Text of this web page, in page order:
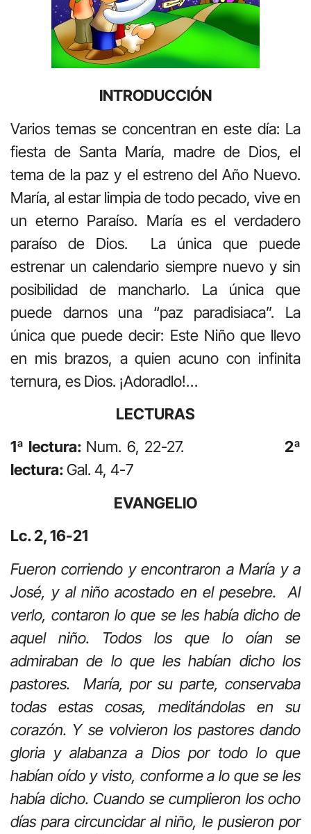
INTRODUCCIÓN
Varios temas se concentran en este día: La
fiesta de Santa María, madre de Dios, el
tema de la paz y el estreno del Año Nuevo.
María, al estar limpia de todo pecado, vive en
un eterno Paraíso. María es el verdadero
paraíso de Dios. La única que puede
estrenar un calendario siempre nuevo y sin
posibilidad de mancharlo. La única que
puede darnos una “paz paradisiaca”. La
única que puede decir: Este Niño que llevo
en mis brazos, a quien acuno con infinita
ternura, es Dios. ¡Adoradlo!…
LECTURAS
1ª lectura: Num. 6, 22-27. 2ª
lectura:Gal. 4, 4-7
EVANGELIO
Lc. 2, 16-21
Fueron corriendo y encontraron a María y a
José, y al niño acostado en el pesebre. Al
verlo, contaron lo que se les había dicho de
aquel niño. Todos los que lo oían se
admiraban de lo que les habían dicho los
pastores. María, por su parte, conservaba
todas estas cosas, meditándolas en su
corazón. Y se volvieron los pastores dando
gloria y alabanza a Dios por todo lo que
habían oído y visto, conforme a lo que se les
había dicho. Cuando se cumplieron los ocho
días para circuncidar al niño, le pusieron por